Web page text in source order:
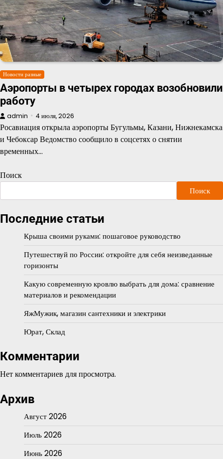
Новости разные
Аэропорты в четырех городах возобновили
работу
admin 4 июля, 2026
Росавиация открыла аэропорты Бугульмы, Казани, Нижнекамска
и Чебоксар Ведомство сообщило в соцсетях о снятии
временных…
Поиск
Поиск
Последние статьи
Крыша своими руками: пошаговое руководство
Путешествуй по России: откройте для себя неизведанные
горизонты
Какую современную кровлю выбрать для дома: сравнение
материалов и рекомендации
ЯжМужик, магазин сантехники и электрики
Юрат, Склад
Комментарии
Нет комментариев для просмотра.
Архив
Август 2026
Июль 2026
Июнь 2026